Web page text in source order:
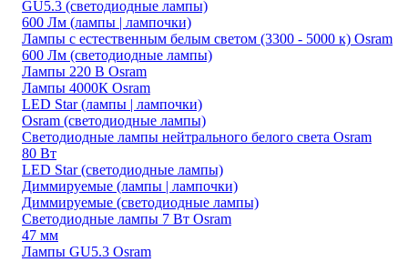
GU5.3 (светодиодные лампы)
600 Лм (лампы | лампочки)
Лампы с естественным белым светом (3300 - 5000 к) Osram
600 Лм (светодиодные лампы)
Лампы 220 В Osram
Лампы 4000К Osram
LED Star (лампы | лампочки)
Osram (светодиодные лампы)
Светодиодные лампы нейтрального белого света Osram
80 Вт
LED Star (светодиодные лампы)
Диммируемые (лампы | лампочки)
Диммируемые (светодиодные лампы)
Светодиодные лампы 7 Вт Osram
47 мм
Лампы GU5.3 Osram